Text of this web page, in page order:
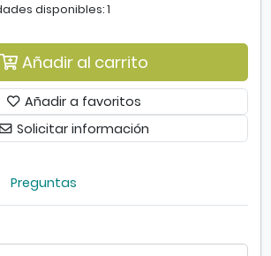
o
r
S
o
disponibles: 1
Añadir al carrito
Añadir a favoritos
Solicitar información
Preguntas